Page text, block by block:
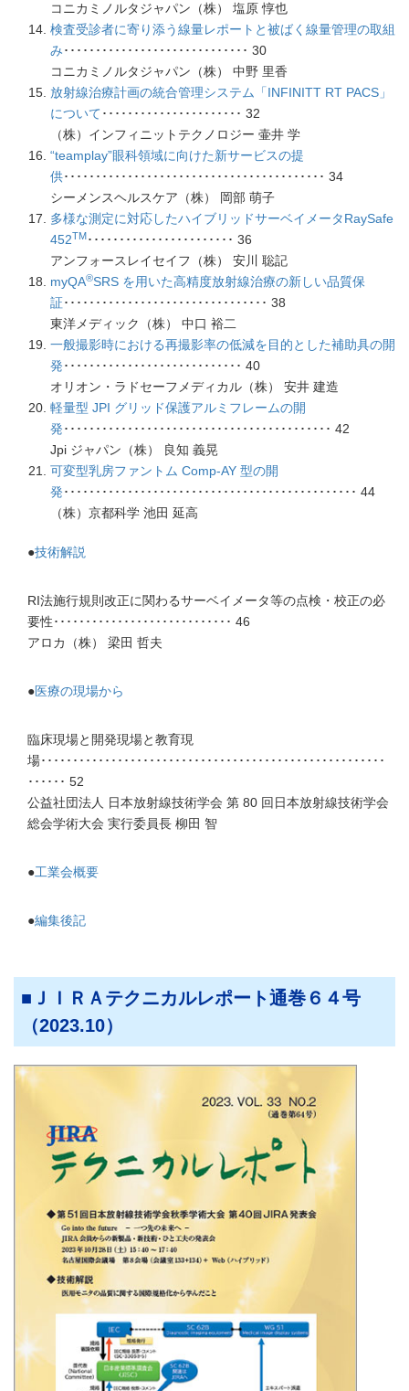
コニカミノルタジャパン（株） 塩原 惇也
検査受診者に寄り添う線量レポートと被ばく線量管理の取組
み･････････････････････････････ 30
コニカミノルタジャパン（株） 中野 里香
放射線治療計画の統合管理システム「INFINITT RT PACS」
について･･････････････････････ 32
（株）インフィニットテクノロジー 壷井 学
“teamplay”眼科領域に向けた新サービスの提
供･････････････････････････････････････････ 34
シーメンスヘルスケア（株） 岡部 萌子
多様な測定に対応したハイブリッドサーベイメータRaySafe
452TM･･･････････････････････ 36
アンフォースレイセイフ（株） 安川 聡記
myQA®SRS を用いた高精度放射線治療の新しい品質保
証････････････････････････････････ 38
東洋メディック（株） 中口 裕二
一般撮影時における再撮影率の低減を目的とした補助具の開
発････････････････････････････ 40
オリオン・ラドセーフメディカル（株） 安井 建造
軽量型 JPI グリッド保護アルミフレームの開
発･･････････････････････････････････････････ 42
Jpi ジャパン（株） 良知 義晃
可変型乳房ファントム Comp-AY 型の開
発･･････････････････････････････････････････････ 44
（株）京都科学 池田 延高
●技術解説
RI法施行規則改正に関わるサーベイメータ等の点検・校正の必
要性････････････････････････････ 46
アロカ（株） 梁田 哲夫
●医療の現場から
臨床現場と開発現場と教育現
場･･････････････････････････････････････････････････････
･･････ 52
公益社団法人 日本放射線技術学会 第 80 回日本放射線技術学会
総会学術大会 実行委員長 柳田 智
●工業会概要
●編集後記
ＪＩＲＡテクニカルレポート通巻６４号
（2023.10）